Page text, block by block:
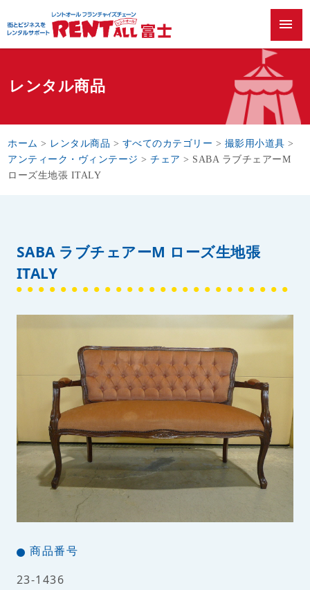
menu
レンタル商品
ホーム > レンタル商品 > すべてのカテゴリー > 撮影用小道具 >
アンティーク・ヴィンテージ >チェア > SABA ラブチェアーM
ローズ生地張 ITALY
SABA ラブチェアーM ローズ生地張
ITALY
商品番号
23-1436